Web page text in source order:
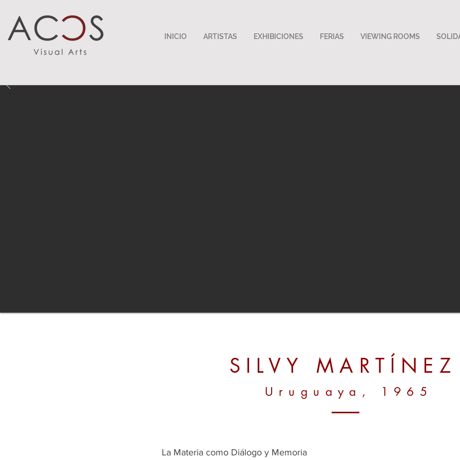
INICIO ARTISTAS EXHIBICIONES FERIAS VIEWING ROOMS
SILVY
Uruguaya , 1965
La Materia como Diálogo y Memoria